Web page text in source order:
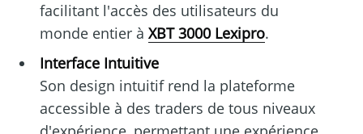
facilitant l'accès des utilisateurs du
monde entier à XBT 3000 Lexipro.
Interface Intuitive
Son design intuitif rend la plateforme
accessible à des traders de tous niveaux